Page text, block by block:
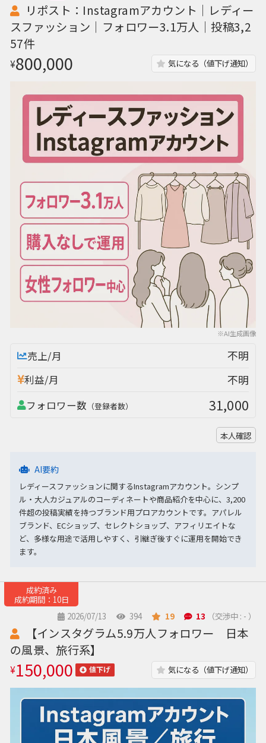
※AI生成画像
リポスト：Instagramアカウント｜レディー
スファッション｜フォロワー3.1万人｜投稿3,2
57件
¥800,000 気になる（値下げ通知）
売上/月 不明
利益/月 不明
フォロワー数 （登録者数） 31,000
本人確認
AI要約
レディースファッションに関するInstagramアカウント。シンプ
ル・大人カジュアルのコーディネートや商品紹介を中心に、3,200
件超の投稿実績を持つブランド用プロアカウントです。アパレル
ブランド、ECショップ、セレクトショップ、アフィリエイトな
ど、多様な用途で活用しやすく、引継ぎ後すぐに運用を開始でき
ます。
成約済み
成約期間：10日
2026/07/13
394 19 13 （交渉中 : - ）
【インスタグラム5.9万人フォロワー 日本
の風景、旅行系】
¥150,000 値下げ 気になる（値下げ通知）